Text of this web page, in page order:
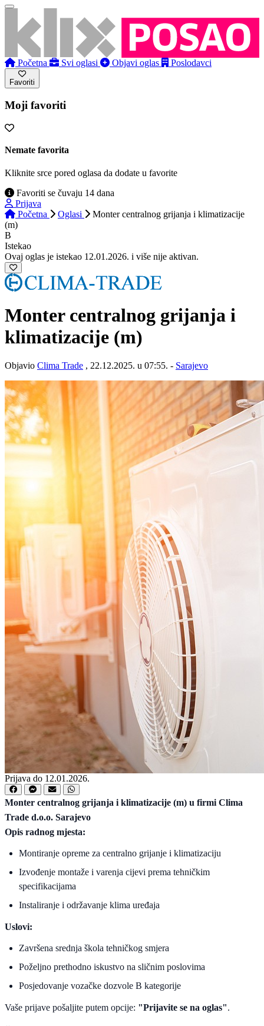
Početna Svi oglasi Objavi oglas Poslodavci
Favoriti
Moji favoriti
Nemate favorita
Kliknite srce pored oglasa da dodate u favorite
Favoriti se čuvaju 14 dana
Prijava
Početna
Oglasi
Monter centralnog grijanja i klimatizacije
(m)
B
Istekao
Ovaj oglas je istekao 12.01.2026. i više nije aktivan.
Monter centralnog grijanja i
klimatizacije (m)
Objavio Clima Trade , 22.12.2025. u 07:55. - Sarajevo
Prijava do 12.01.2026.
Monter centralnog grijanja i klimatizacije (m) u firmi Clima
Trade d.o.o. Sarajevo
Opis radnog mjesta:
Montiranje opreme za centralno grijanje i klimatizaciju
Izvođenje montaže i varenja cijevi prema tehničkim
specifikacijama
Instaliranje i održavanje klima uređaja
Uslovi:
Završena srednja škola tehničkog smjera
Poželjno prethodno iskustvo na sličnim poslovima
Posjedovanje vozačke dozvole B kategorije
Vaše prijave pošaljite putem opcije: "Prijavite se na oglas".